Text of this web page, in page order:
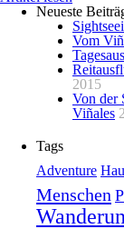
Neueste
Vom
2015
Von der
Viñales
Tags
Adventure
Menschen